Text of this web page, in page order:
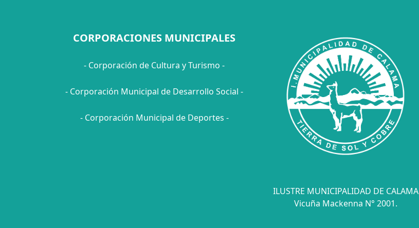
CORPORACIONES MUNICIPALES
- Corporación de Cultura y Turismo -
- Corporación Municipal de Desarrollo Social -
- Corporación Municipal de Deportes -
ILUSTRE MUNICIPALIDAD DE CALAMA
Vicuña Mackenna N° 2001.